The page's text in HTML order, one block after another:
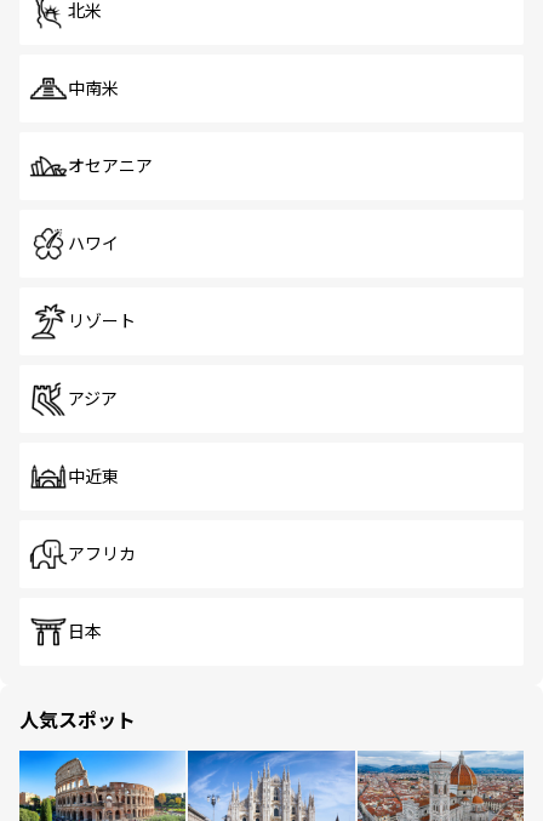
北米
中南米
オセアニア
ハワイ
リゾート
アジア
中近東
アフリカ
日本
人気スポット